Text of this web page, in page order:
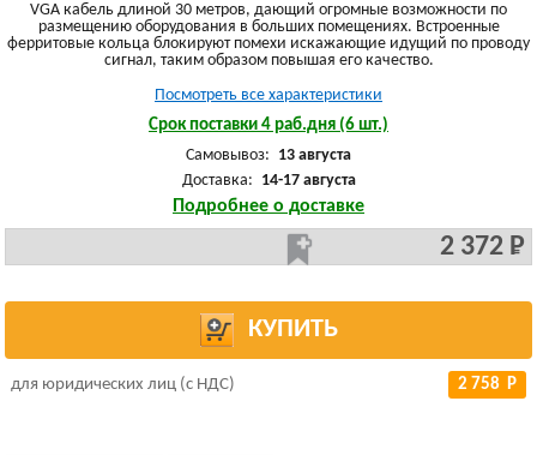
VGA кабель длиной 30 метров, дающий огромные возможности по
размещению оборудования в больших помещениях. Встроенные
ферритовые кольца блокируют помехи искажающие идущий по проводу
сигнал, таким образом повышая его качество.
Посмотреть все характеристики
Срок поставки 4 раб.дня (6 шт.)
Самовывоз: 13 августа
Доставка: 14-17 августа
Подробнее о доставке
2 372 Р
КУПИТЬ
для юридических лиц (с НДС) 2 758 Р